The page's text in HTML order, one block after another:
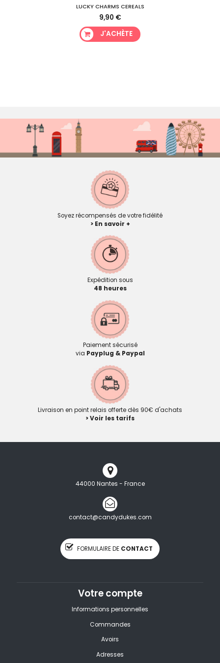
LUCKY CHARMS CEREALS
9,90 €
J'ACHÈTE
Soyez récompensés de votre fidélité
> En savoir +
Expédition sous
48 heures
Paiement sécurisé
via Payplug & Paypal
Livraison en point relais offerte dès 90€ d'achats
> Voir les tarifs
44000 Nantes - France
contact@candydukes.com
FORMULAIRE DE CONTACT
Votre compte
Informations personnelles
Commandes
Avoirs
Adresses